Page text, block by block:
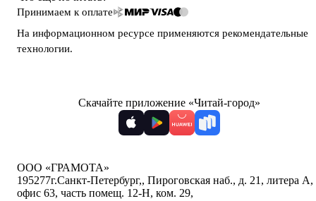
Принимаем к оплате
На информационном ресурсе применяются рекомендательные
технологии.
Скачайте приложение «Читай-город»
ООО «ГРАМОТА»
195277г.Санкт-Петербург,, Пироговская наб., д. 21, литера А,
офис 63, часть помещ. 12-Н, ком. 29,